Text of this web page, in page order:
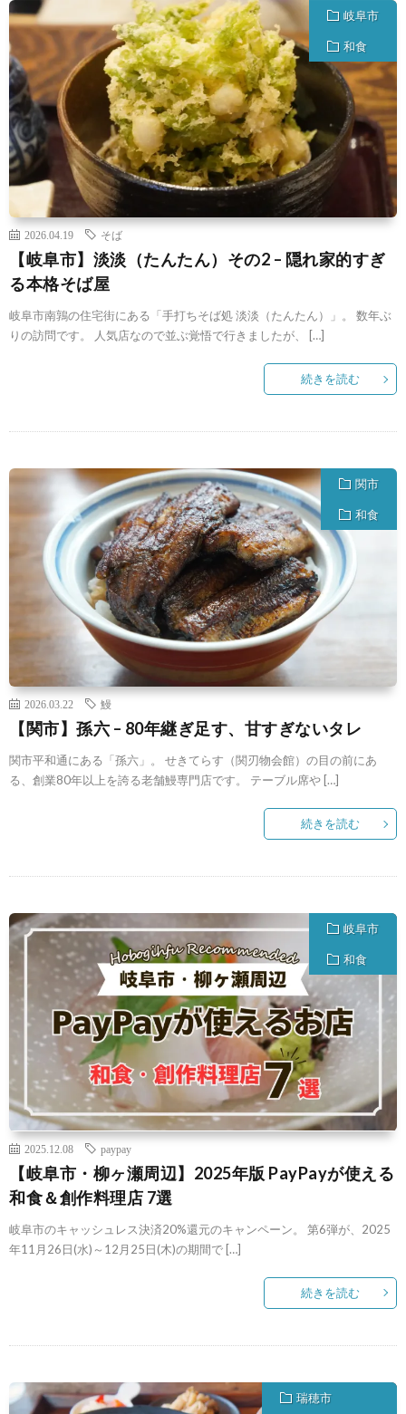
岐阜市
和食
2026.04.19 そば
【岐阜市】淡淡（たんたん）その2 – 隠れ家的すぎ
る本格そば屋
岐阜市南鶉の住宅街にある「手打ちそば処 淡淡（たんたん）」。 数年ぶ
りの訪問です。 人気店なので並ぶ覚悟で行きましたが、 […]
続きを読む
関市
和食
2026.03.22 鰻
【関市】孫六 – 80年継ぎ足す、甘すぎないタレ
関市平和通にある「孫六」。 せきてらす（関刃物会館）の目の前にあ
る、創業80年以上を誇る老舗鰻専門店です。 テーブル席や […]
続きを読む
岐阜市
和食
2025.12.08 paypay
【岐阜市・柳ヶ瀬周辺】2025年版 PayPayが使える
和食＆創作料理店 7選
岐阜市のキャッシュレス決済20%還元のキャンペーン。 第6弾が、2025
年11月26日(水)～12月25日(木)の期間で […]
続きを読む
瑞穂市